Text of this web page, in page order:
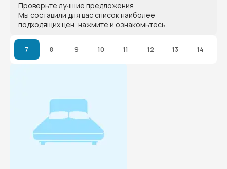
Проверьте лучшие предложения
Мы составили для вас список наиболее
подходящих цен, нажмите и ознакомьтесь.
7 8 9 10 11 12 13 14